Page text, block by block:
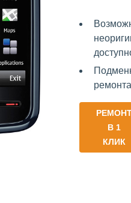
ремонта
В 1
КЛИК